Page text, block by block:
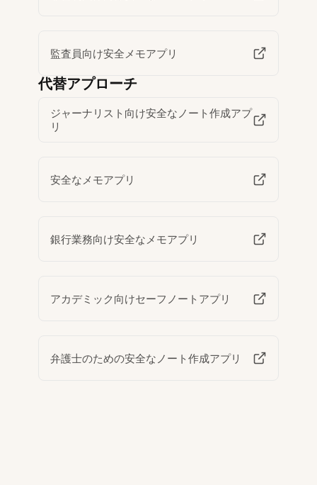
監査員向け安全メモアプリ
代替アプローチ
ジャーナリスト向け安全なノート作成アプ
リ
安全なメモアプリ
銀行業務向け安全なメモアプリ
アカデミック向けセーフノートアプリ
弁護士のための安全なノート作成アプリ